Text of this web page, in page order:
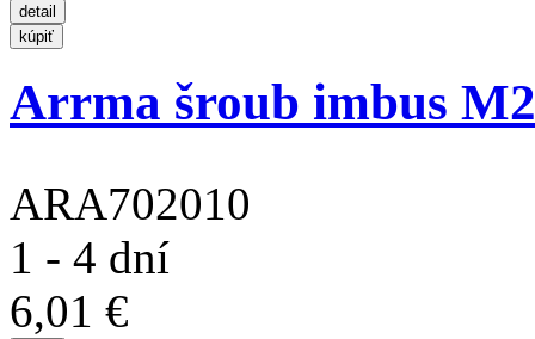
Arrma šroub imbus
ARA702010
1 - 4 dní
6,01 €